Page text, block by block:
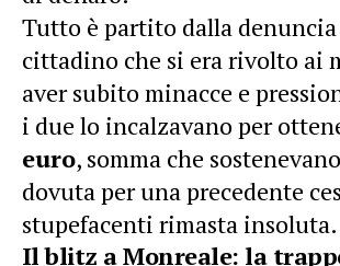
Tutto è partito dalla
cittadino che si era rivolto ai
aver subito minacce e
i due lo incalzavano per
euro, somma che
dovuta per una precedente
stupefacenti rimasta insoluta.
Il blitz a Monreale: la